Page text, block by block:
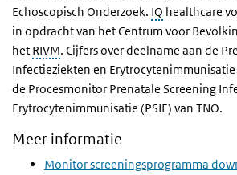
Echoscopisch Onderzoek. IQ healthcare
in opdracht van het Centrum voor
het RIVM. Cijfers over deelname aan de
Infectieziekten en Erytrocytenimmunisatie
de Procesmonitor Prenatale Screening
Erytrocytenimmunisatie (PSIE) van TNO.
Meer informatie
Monitor screeningsprogramma